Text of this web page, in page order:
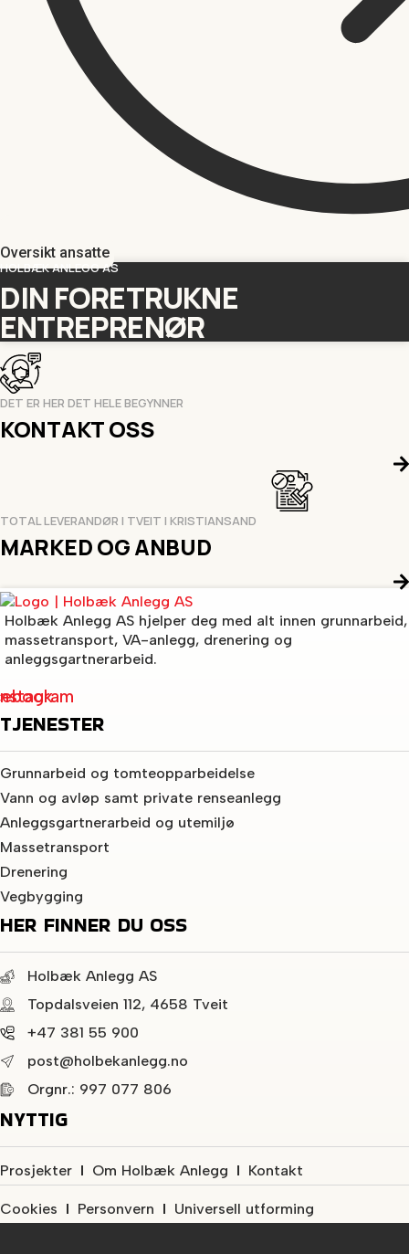
Oversikt ansatte
HOLBÆK ANLEGG AS
DIN FORETRUKNE
ENTREPRENØR
DET ER HER DET HELE BEGYNNER
KONTAKT OSS
TOTAL LEVERANDØR I TVEIT I KRISTIANSAND
MARKED OG ANBUD
Holbæk Anlegg AS hjelper deg med alt innen grunnarbeid,
massetransport, VA-anlegg, drenering og
anleggsgartnerarbeid.
TJENESTER
Grunnarbeid og tomteopparbeidelse
Vann og avløp samt private renseanlegg
Anleggsgartnerarbeid og utemiljø
Massetransport
Drenering
Vegbygging
HER FINNER DU OSS
Holbæk Anlegg AS
Topdalsveien 112, 4658 Tveit
+47 381 55 900
post@holbekanlegg.no
Orgnr.: 997 077 806
NYTTIG
Prosjekter Om Holbæk Anlegg Kontakt
Cookies Personvern Universell utforming